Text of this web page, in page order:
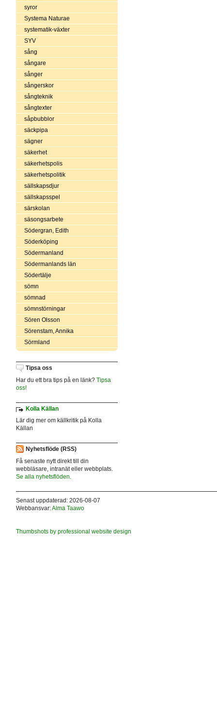
syror
Systema Naturae
systematik-växter
SYV
sång
sångare
sånger
sångerskor
sångteknik
sångtexter
såpbubblor
säckpipa
sägner
säkerhet
säkerhetspolis
säkerhetspolitik
sällskapsdjur
sällskapsspel
särskolan
säsongsarbete
Södergran, Edith
Söderköping
Södermanland
Södermanlands län
Södertälje
sömn
sömnad
sömnstörningar
Sören Olsson
Sörenstam, Annika
Sörmland
Tipsa oss
Har du ett bra tips på en länk? Tipsa
oss!
Kolla Källan
Lär dig mer om källkritik på Kolla
Källan
Nyhetsflöde (RSS)
Få senaste nytt direkt till din
webbläsare, intranät eller webbplats.
Se alla nyhetsflöden.
Senast uppdaterad: 2026-08-07
Webbansvar:Alma Taawo
Thumbshots by professional website design